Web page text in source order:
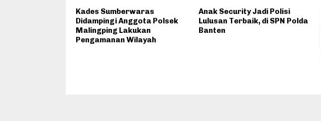
Kades Sumberwaras
Didampingi Anggota Polsek
Malingping Lakukan
Pengamanan Wilayah
Anak Security Jadi Polisi
Lulusan Terbaik, di SPN Polda
Banten